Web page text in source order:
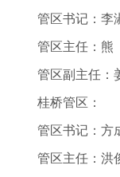
管区书记：李
管区主任：熊
管区副主任：
桂桥管区：
管区书记：方
管区主任：洪